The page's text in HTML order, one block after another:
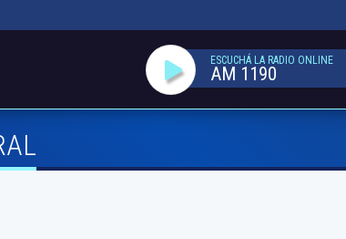
ESCUCHÁ LA RADIO ONLINE
AM 1190